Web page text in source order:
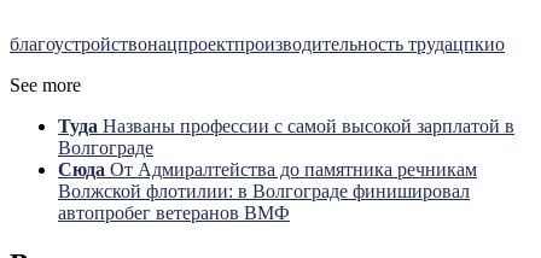
благоустройствонацпроектпроизводительность трудацпкио
See more
Туда Названы профессии с самой высокой зарплатой в
Волгограде
Сюда От Адмиралтейства до памятника речникам
Волжской флотилии: в Волгограде финишировал
автопробег ветеранов ВМФ